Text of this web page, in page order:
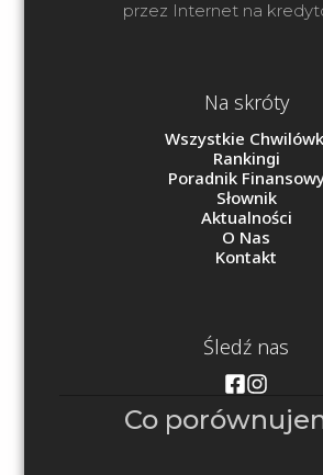
przez Internet na
Na skróty
Wszystkie
Rankingi
Poradnik
Słownik
Aktualności
O Nas
Kontakt
Śledź nas
Co